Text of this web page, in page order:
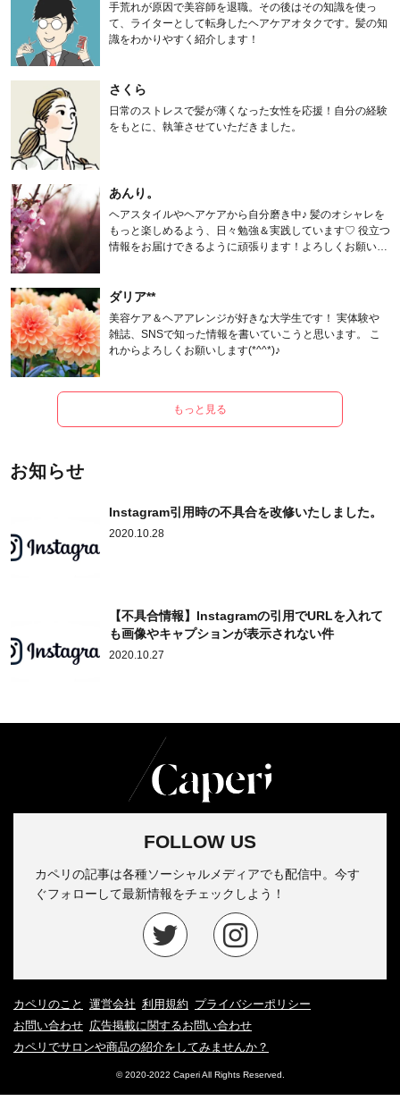
手荒れが原因で美容師を退職。その後はその知識を使っ
て、ライターとして転身したヘアケアオタクです。髪の知
識をわかりやすく紹介します！
さくら
日常のストレスで髪が薄くなった女性を応援！自分の経験
をもとに、執筆させていただきました。
あんり。
ヘアスタイルやヘアケアから自分磨き中♪ 髪のオシャレを
もっと楽しめるよう、日々勉強＆実践しています♡ 役立つ
情報をお届けできるように頑張ります！よろしくお願いし
ダリア**
美容ケア＆ヘアアレンジが好きな大学生です！ 実体験や
雑誌、SNSで知った情報を書いていこうと思います。 こ
れからよろしくお願いします(*^^*)♪
もっと見る
お知らせ
Instagram引用時の不具合を改修いたしました。
2020.10.28
【不具合情報】Instagramの引用でURLを入れて
も画像やキャプションが表示されない件
2020.10.27
FOLLOW US
カペリの記事は各種ソーシャルメディアでも配信中。今す
ぐフォローして最新情報をチェックしよう！
カペリのこと 運営会社 利用規約 プライバシーポリシー
お問い合わせ 広告掲載に関するお問い合わせ
カペリでサロンや商品の紹介をしてみませんか？
© 2020-2022 Caperi All Rights Reserved.